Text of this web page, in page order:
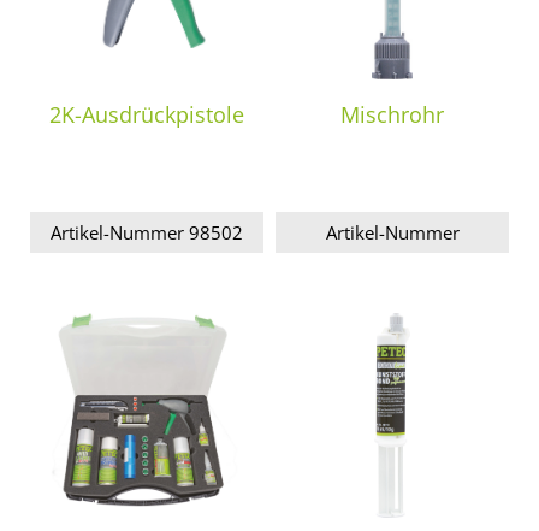
2K-Ausdrückpistole
Artikel-Nummer 98502
Mischrohr
Artikel-Nummer